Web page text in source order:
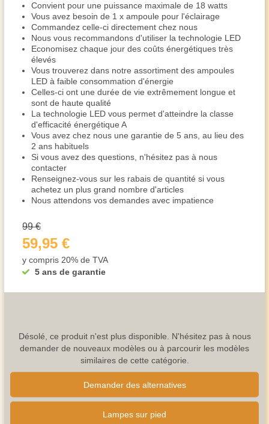
Convient pour une puissance maximale de 18 watts
Vous avez besoin de 1 x ampoule pour l'éclairage
Commandez celle-ci directement chez nous
Nous vous recommandons d'utiliser la technologie LED
Economisez chaque jour des coûts énergétiques très
élevés
Vous trouverez dans notre assortiment des ampoules
LED à faible consommation d'énergie
Celles-ci ont une durée de vie extrêmement longue et
sont de haute qualité
La technologie LED vous permet d'atteindre la classe
d'efficacité énergétique A
Vous avez chez nous une garantie de 5 ans, au lieu des
2 ans habituels
Si vous avez des questions, n'hésitez pas à nous
contacter
Renseignez-vous sur les rabais de quantité si vous
achetez un plus grand nombre d'articles
Nous attendons vos demandes avec impatience
5 ans de garantie
99 €
59,95 €
y compris 20% de TVA
Désolé, ce produit n'est plus disponible. N'hésitez pas à nous
demander de nouveaux modèles ou à parcourir les modèles
similaires de cette catégorie.
Demander des alternatives
Lampes sur pied